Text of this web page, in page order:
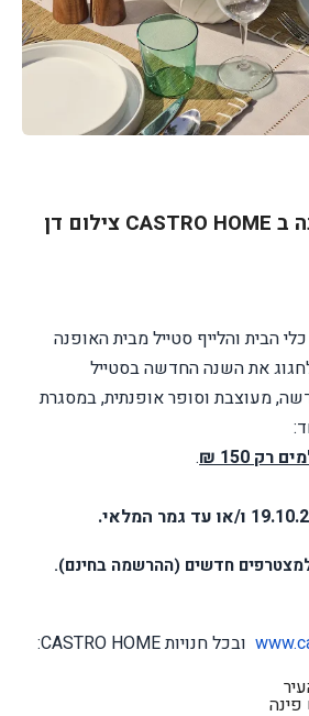
מבצע חג ראש השנה ב CASTRO HOME צילום דן
הבית והלייף סטייל מבית האופנה
חגוג את השנה החדשה בסטייל
מעוצבת וסופר אופנתית, במסגרת
.
חדשים (ההרשמה בחינם).
ובכל חנויותCASTRO HOME
: